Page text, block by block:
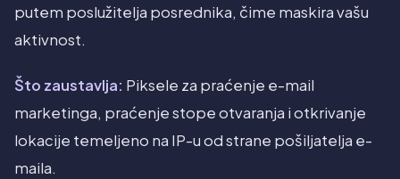
putem poslužitelja posrednika, čime maskira vašu
aktivnost.
Što zaustavlja: Piksele za praćenje e-mail
marketinga, praćenje stope otvaranja i otkrivanje
lokacije temeljeno na IP-u od strane pošiljatelja e-
maila.